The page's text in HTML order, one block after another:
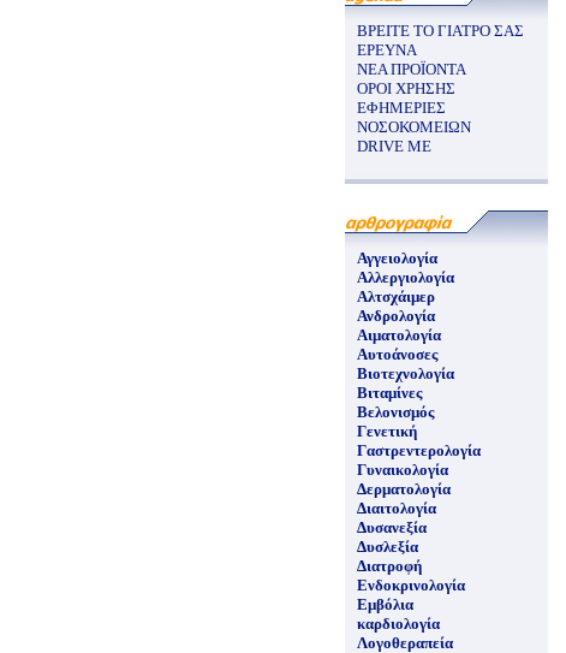
ΒΡΕΙΤΕ ΤΟ ΓΙΑΤΡΟ ΣΑΣ
ΕΡΕΥΝΑ
ΝΕΑ ΠΡΟΪΟΝΤΑ
ΟΡΟΙ ΧΡΗΣΗΣ
ΕΦΗΜΕΡΙΕΣ
ΝΟΣΟΚΟΜΕΙΩΝ
DRIVE ME
Αγγειολογία
Αλλεργιολογία
Αλτσχάιμερ
Ανδρολογία
Αιματολογία
Αυτοάνοσες
Βιοτεχνολογία
Βιταμίνες
Βελονισμός
Γενετική
Γαστρεντερολογία
Γυναικολογία
Δερματολογία
Διαιτολογία
Δυσανεξία
Δυσλεξία
Διατροφή
Ενδοκρινολογία
Εμβόλια
καρδιολογία
Λογοθεραπεία